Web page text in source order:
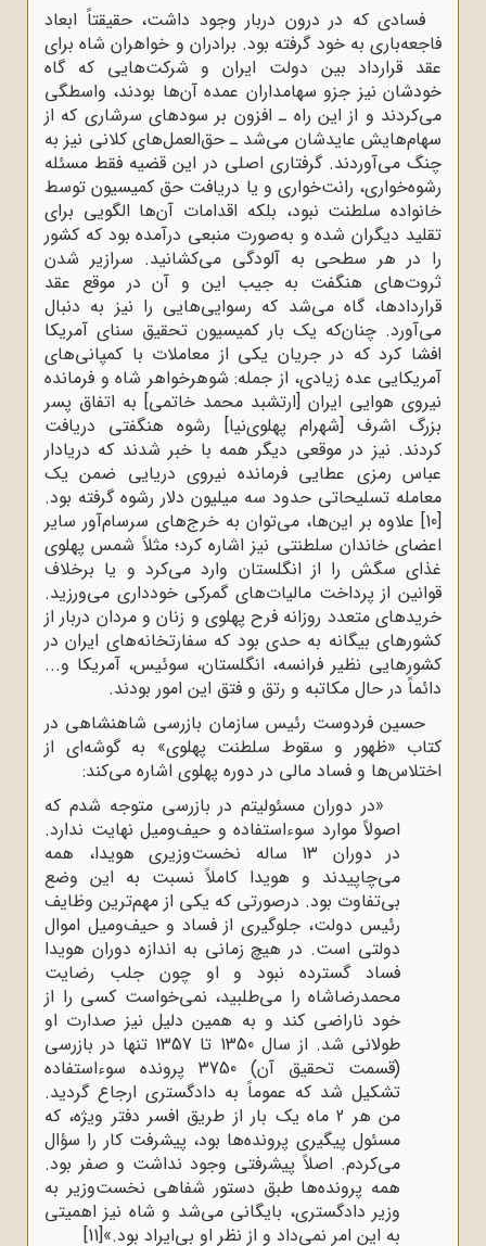
فسادی که در درون دربار وجود داشت، حقیقتاً ابعاد
فاجعه‌باری به خود گرفته بود. برادران و خواهران شاه برای
عقد قرارداد بین دولت ایران و شرکت‌هایی که گاه
خودشان نیز جزو سهامداران عمده آن‌ها بودند، واسطگی
می‌کردند و از این راه ـ افزون بر سودهای سرشاری که از
سهام‌هایش عایدشان می‌شد ـ حق‌العمل‌های کلانی نیز به
چنگ می‌آوردند. گرفتاری اصلی در این قضیه فقط مسئله
رشوه‌خواری، رانت‌خواری و یا دریافت حق کمیسیون توسط
خانواده سلطنت نبود، بلکه اقدامات آن‌ها الگویی برای
تقلید دیگران شده و به‌صورت منبعی درآمده بود که کشور
را در هر سطحی به آلودگی می‌کشانید. سرازیر شدن
ثروت‌های هنگفت به جیب این و آن در موقع عقد
قراردادها، گاه می‌شد که رسوایی‌هایی را نیز به دنبال
می‌آورد. چنان‌که یک بار کمیسیون تحقیق سنای آمریکا
افشا کرد که در جریان یکی از معاملات با کمپانی‌های
آمریکایی عده زیادی، از جمله: شوهرخواهر شاه و فرمانده
نیروی هوایی ایران [ارتشبد محمد خاتمی] به اتفاق پسر
بزرگ اشرف [شهرام پهلوی‌نیا] رشوه هنگفتی دریافت‌
کردند. نیز در موقعی دیگر همه با خبر شدند که دریادار
عباس رمزی عطایی فرمانده نیروی دریایی ضمن یک
معامله تسلیحاتی حدود سه میلیون دلار رشوه گرفته بود.
[10]
علاوه بر این‌ها، می‌توان به خرج‌های سرسام‌آور سایر
اعضای خاندان سلطنتی نیز اشاره کرد؛ مثلاً شمس پهلوی
غذای سگش را از انگلستان وارد می‌کرد و یا برخلاف
قوانین از پرداخت مالیات‌های گمرکی خودداری می‌ورزید.
خریدهای متعدد روزانه فرح پهلوی و زنان و مردان دربار از
کشورهای بیگانه به حدی بود که سفارتخانه‌های ایران در
کشورهایی نظیر فرانسه، انگلستان، سوئیس، آمریکا و...
دائماً در حال مکاتبه و رتق و فتق این امور بودند.
حسین فردوست رئیس سازمان بازرسی شاهنشاهی در
کتاب «ظهور و سقوط سلطنت پهلوی» به گوشه‌ای از
اختلاس‌ها و فساد مالی در دوره پهلوی اشاره می‌کند:
«در دوران مسئولیتم در بازرسی متوجه شدم که
اصولاً موارد سوءاستفاده و حیف‌ومیل نهایت ندارد.
در دوران 13 ساله نخست‌وزیری هویدا، همه
می‌چاپیدند و هویدا کاملاً نسبت به این وضع
بی‌تفاوت بود. درصورتی که یکی از مهم‌ترین وظایف
رئیس دولت، جلوگیری از فساد و حیف‌ومیل اموال
دولتی است. در هیچ زمانی به اندازه دوران هویدا
فساد گسترده نبود و او چون جلب رضایت
محمدرضاشاه را می‌طلبید، نمی‌خواست کسی را از
خود ناراضی کند و به همین دلیل نیز صدارت او
طولانی شد. از سال 1350 تا 1357 تنها در بازرسی
(قسمت تحقیق آن) 3750 پرونده سوءاستفاده
تشکیل شد که عموماً به دادگستری ارجاع گردید.
من هر 2 ماه یک بار از طریق افسر دفتر ویژه، که
مسئول پیگیری پرونده‌ها بود، پیشرفت کار را سؤال
می‌کردم. اصلاً پیشرفتی وجود نداشت و صفر بود.
همه پرونده‌ها طبق دستور شفاهی نخست‌وزیر به
وزیر دادگستری، بایگانی می‌شد و شاه نیز اهمیتی
به این امر نمی‌داد و از نظر او بی‌ایراد بود.»[11]